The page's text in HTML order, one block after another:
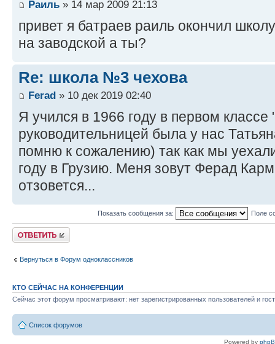
Раиль » 14 мар 2009 21:13
привет я батраев раиль окончил
на заводской а ты?
Re: школа №3 чехова
Ferad » 10 дек 2019 02:40
Я учился в 1966 году в первом
руководительницей была у нас
помню к сожалению) так как мы
году в Грузию. Меня зовут Ферад
отзовется...
Показать сообщения за: Поле
Ответить
Вернуться в Форум одноклассников
КТО СЕЙЧАС НА КОНФЕРЕНЦИИ
Сейчас этот форум просматривают: нет зарегистрированных пользователей и
Список форумов
Powered by